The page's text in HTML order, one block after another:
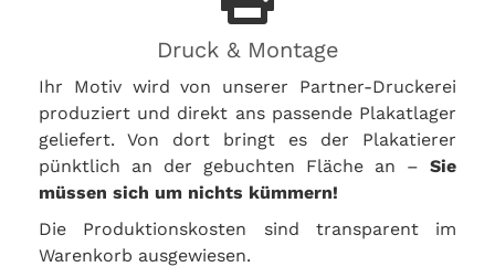
Druck & Montage
Ihr Motiv wird von unserer Partner-Druckerei
produziert und direkt ans passende Plakatlager
geliefert. Von dort bringt es der Plakatierer
pünktlich an der gebuchten Fläche an – Sie
müssen sich um nichts kümmern!
Die Produktionskosten sind transparent im
Warenkorb ausgewiesen.